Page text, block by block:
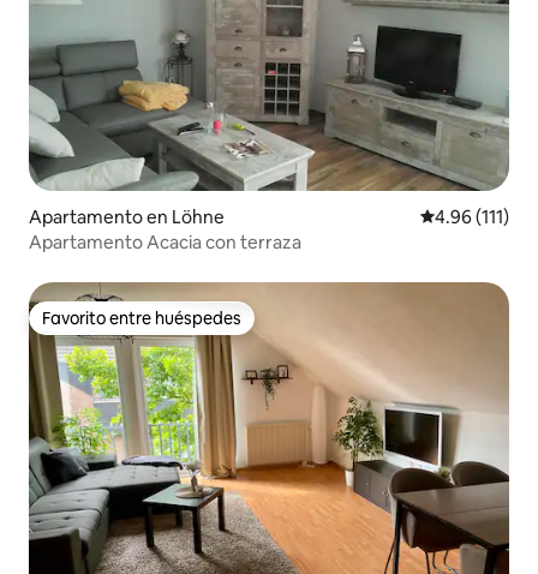
Apartamento en Löhne Calificación
4.96 (111)
Apartamento Acacia con terraza
Favorito entre huéspedes
Favorito entre huéspedes